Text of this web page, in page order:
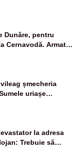
și fondurile de
Dunăre, pentru
Cernavodă. Armata
va devia apa
șmecheria
uriașe
la adresa
Trebuie să
nu șținem omaneii